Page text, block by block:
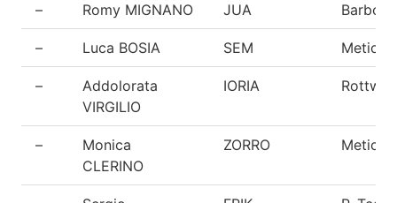
– Romy MIGNANO JUA Barbone
– Luca BOSIA SEM
–
Addolorata
VIRGILIO
IORIA
–
Monica
CLERINO
ZORRO